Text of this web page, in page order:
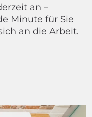
an –
Minute für Sie
an die Arbeit.